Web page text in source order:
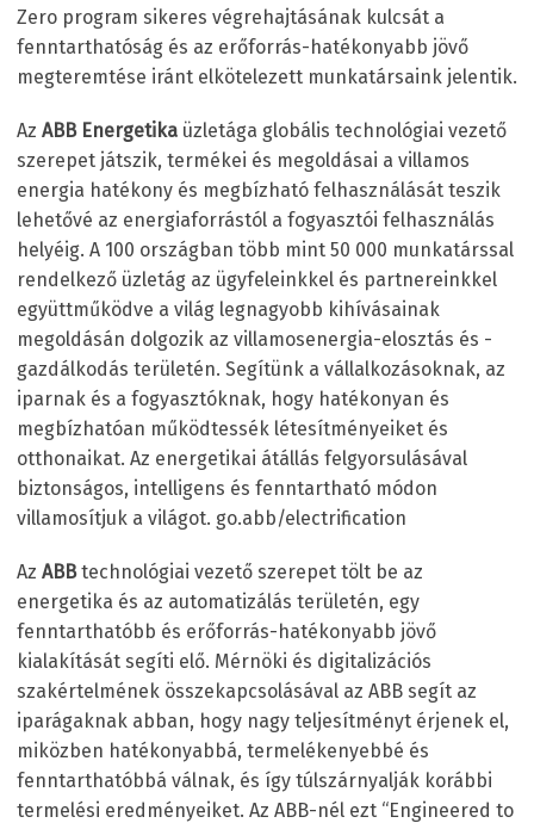
Zero program sikeres végrehajtásának kulcsát a
fenntarthatóság és az erőforrás-hatékonyabb jövő
megteremtése iránt elkötelezett munkatársaink jelentik.
Az ABB Energetika üzletága globális technológiai vezető
szerepet játszik, termékei és megoldásai a villamos
energia hatékony és megbízható felhasználását teszik
lehetővé az energiaforrástól a fogyasztói felhasználás
helyéig. A 100 országban több mint 50 000 munkatárssal
rendelkező üzletág az ügyfeleinkkel és partnereinkkel
együttműködve a világ legnagyobb kihívásainak
megoldásán dolgozik az villamosenergia-elosztás és ­
gazdálkodás területén. Segítünk a vállalkozásoknak, az
iparnak és a fogyasztóknak, hogy hatékonyan és
megbízhatóan működtessék létesítményeiket és
otthonaikat. Az energetikai átállás felgyorsulásával
biztonságos, intelligens és fenntartható módon
villamosítjuk a világot. go.abb/electrification
Az ABBtechnológiai vezető szerepet tölt be az
energetika és az automatizálás területén, egy
fenntarthatóbb és erőforrás-hatékonyabb jövő
kialakítását segíti elő. Mérnöki és digitalizációs
szakértelmének összekapcsolásával az ABB segít az
iparágaknak abban, hogy nagy teljesítményt érjenek el,
miközben hatékonyabbá, termelékenyebbé és
fenntarthatóbbá válnak, és így túlszárnyalják korábbi
termelési eredményeiket. Az ABB-nél ezt “Engineered to